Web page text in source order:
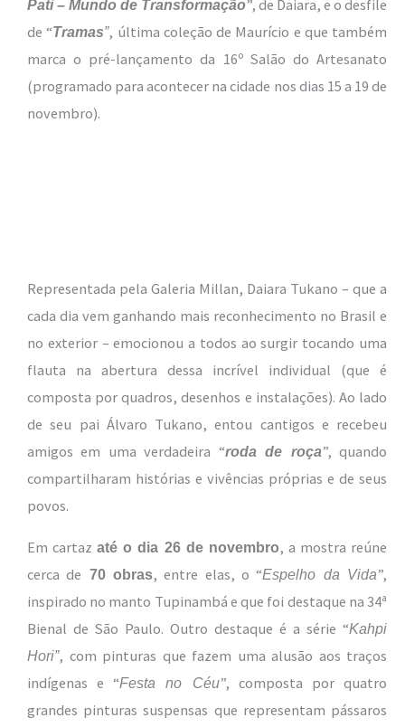
Pati – Mundo de Transformação”, de Daiara, e o desfile
de “Tramas”, última coleção de Maurício e que também
marca o pré-lançamento da 16º Salão do Artesanato
(programado para acontecer na cidade nos dias 15 a 19 de
novembro).
Representada pela Galeria Millan, Daiara Tukano – que a
cada dia vem ganhando mais reconhecimento no Brasil e
no exterior – emocionou a todos ao surgir tocando uma
flauta na abertura dessa incrível individual (que é
composta por quadros, desenhos e instalações). Ao lado
de seu pai Álvaro Tukano, entou cantigos e recebeu
amigos em uma verdadeira “roda de roça”, quando
compartilharam histórias e vivências próprias e de seus
povos.
Em cartazaté o dia 26 de novembro, a mostra reúne
cerca de 70 obras, entre elas, o “Espelho da Vida”,
inspirado no manto Tupinambá e que foi destaque na 34ª
Bienal de São Paulo. Outro destaque é a série “Kahpi
Hori”, com pinturas que fazem uma alusão aos traços
indígenas e “Festa no Céu”, composta por quatro
grandes pinturas suspensas que representam pássaros